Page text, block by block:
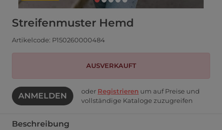
Streifenmuster Hemd
Artikelcode: P150260000484
AUSVERKAUFT
ANMELDEN oder Registrieren um auf Preise und
vollständige Kataloge zuzugreifen
Beschreibung